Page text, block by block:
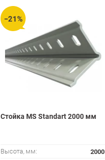
−21%
Стойка MS Standart 2000 мм
Высота, мм: 2000